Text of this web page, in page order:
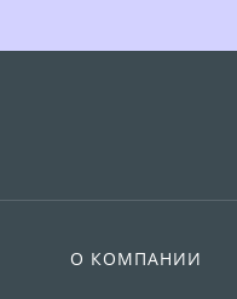
О КОМПАНИИ